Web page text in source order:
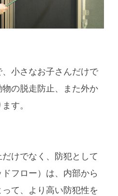
小さなお子さんだけで
の脱走防止、また外か
す。
けでなく、防犯として
フロー）は、内部から
て、より高い防犯性を